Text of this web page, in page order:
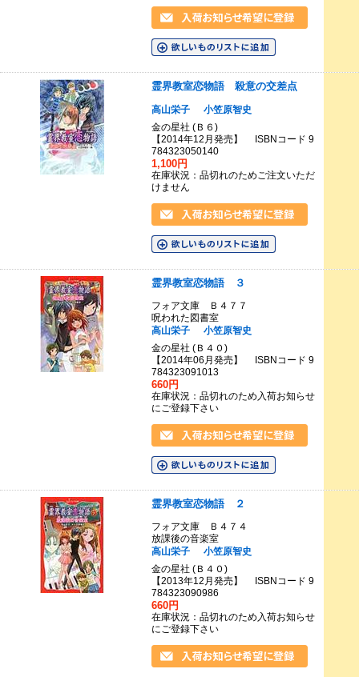
霊界教室恋物語 殺意の交差点
高山栄子
小笠原智史
金の星社 (Ｂ６)
【2014年12月発売】 ISBNコード 9
784323050140
1,100円
在庫状況：品切れのためご注文いただ
けません
霊界教室恋物語 ３
フォア文庫 Ｂ４７７
呪われた図書室
高山栄子
小笠原智史
金の星社 (Ｂ４０)
【2014年06月発売】 ISBNコード 9
784323091013
660円
在庫状況：品切れのため入荷お知らせ
にご登録下さい
霊界教室恋物語 ２
フォア文庫 Ｂ４７４
放課後の音楽室
高山栄子
小笠原智史
金の星社 (Ｂ４０)
【2013年12月発売】 ISBNコード 9
784323090986
660円
在庫状況：品切れのため入荷お知らせ
にご登録下さい